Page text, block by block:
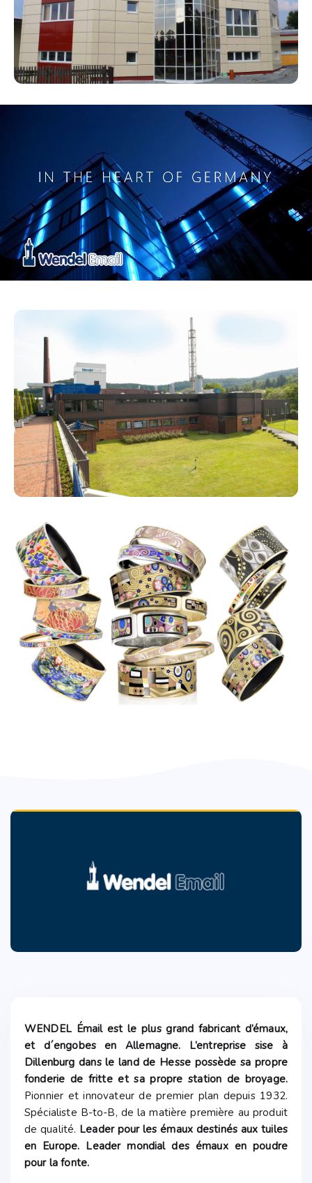
WENDEL Émail est le plus grand fabricant d’émaux,
et d´engobes en Allemagne. L’entreprise sise à
Dillenburg dans le land de Hesse possède sa propre
fonderie de fritte et sa propre station de broyage.
Pionnier et innovateur de premier plan depuis 1932.
Spécialiste B-to-B, de la matière première au produit
de qualité. Leader pour les émaux destinés aux tuiles
en Europe. Leader mondial des émaux en poudre
pour la fonte.